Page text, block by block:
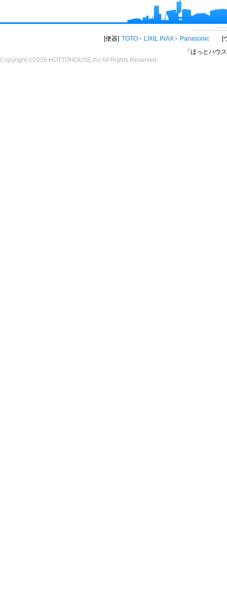
便器 TOTO LIXIL INAX Panasonic
「ほっとハウ
Copyright ©2026 HOTTOHOUSE,Inc All Rights Reserved.